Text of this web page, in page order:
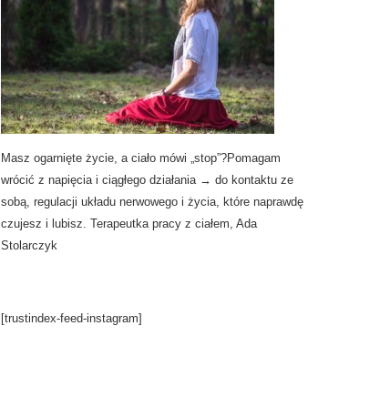
Masz ogarnięte życie, a ciało mówi „stop”?Pomagam
wrócić z napięcia i ciągłego działania → do kontaktu ze
sobą, regulacji układu nerwowego i życia, które naprawdę
czujesz i lubisz. Terapeutka pracy z ciałem, Ada
Stolarczyk
[trustindex-feed-instagram]